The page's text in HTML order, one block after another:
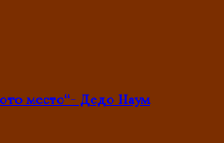
место“- Дедо Наум